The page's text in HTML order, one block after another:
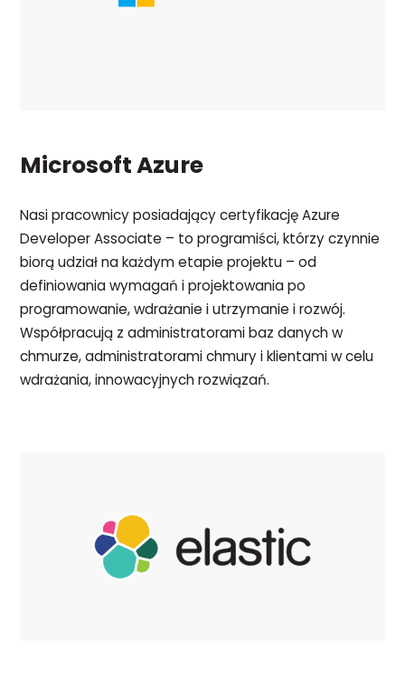
Microsoft Azure
Nasi pracownicy posiadający certyfikację Azure
Developer Associate – to programiści, którzy czynnie
biorą udział na każdym etapie projektu – od
definiowania wymagań i projektowania po
programowanie, wdrażanie i utrzymanie i rozwój.
Współpracują z administratorami baz danych w
chmurze, administratorami chmury i klientami w celu
wdrażania, innowacyjnych rozwiązań.